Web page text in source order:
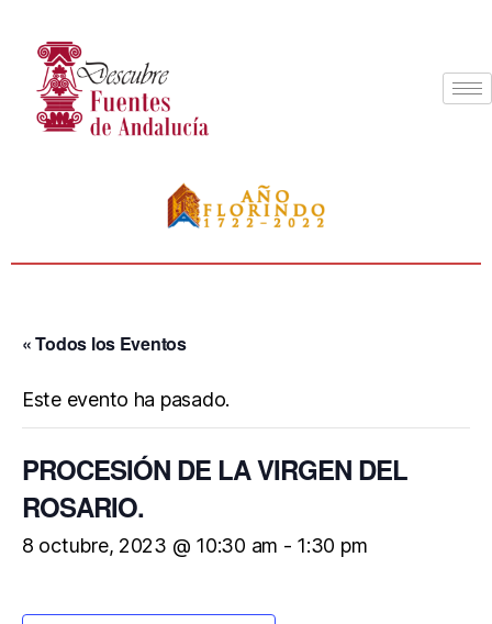
« Todos los Eventos
Este evento ha pasado.
PROCESIÓN DE LA VIRGEN DEL
ROSARIO.
8 octubre, 2023 @ 10:30 am - 1:30 pm